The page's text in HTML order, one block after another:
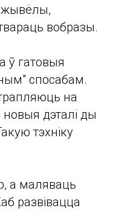
жывёлы,
вобразы.
ў гатовыя
спосабам.
на
дэталі ды
тэхніку
а маляваць
развівацца